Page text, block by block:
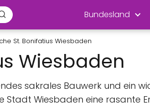
Bundesland
St. Bonifatius Wiesbaden
Wiesbaden
sakrales Bauwerk und ein
Stadt Wiesbaden eine rasante